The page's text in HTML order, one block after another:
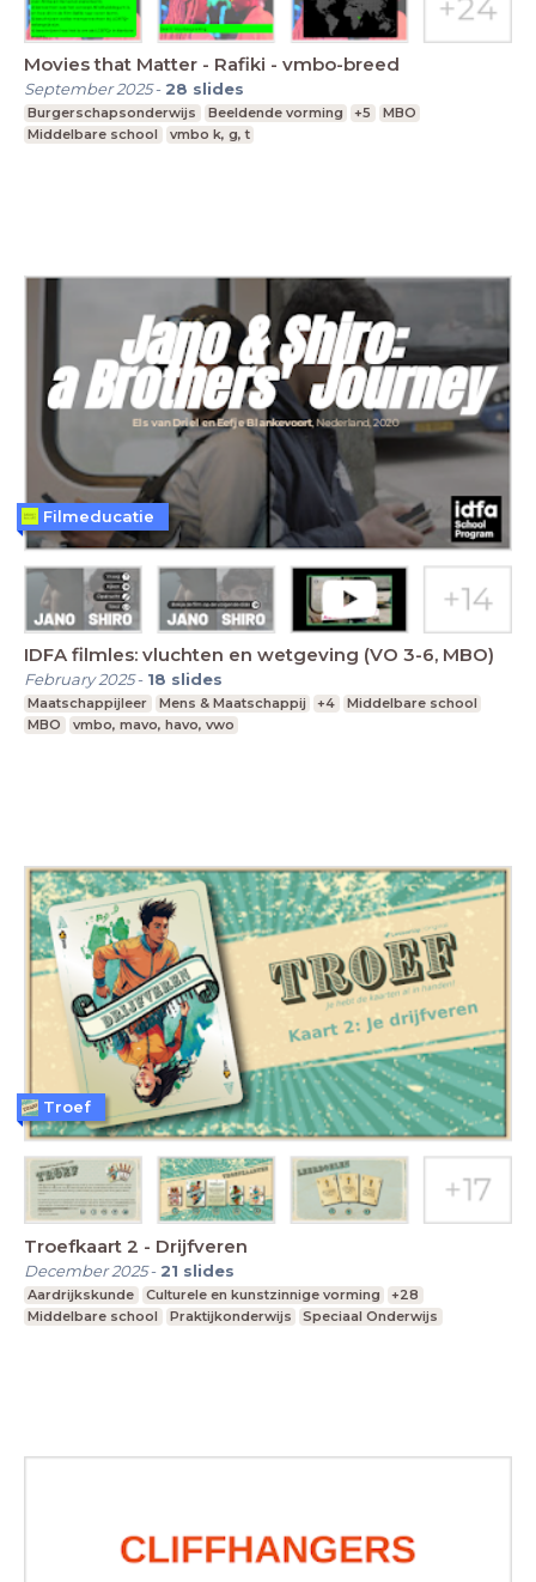
Movies that Matter - Rafiki - vmbo-breed
September 2025- 28 slides
Burgerschapsonderwijs Beeldende vorming +5
MBO
Middelbare school
vmbo k, g, t
IDFA filmles: vluchten en wetgeving (VO 3-6, MBO)
February 2025- 18 slides
Maatschappijleer Mens & Maatschappij +4
Middelbare school
MBO
vmbo, mavo, havo, vwo
Filmeducatie
Troefkaart 2 - Drijfveren
December 2025- 21 slides
Aardrijkskunde Culturele en kunstzinnige vorming
+28
Middelbare school
Praktijkonderwijs Speciaal Onderwijs
Troef